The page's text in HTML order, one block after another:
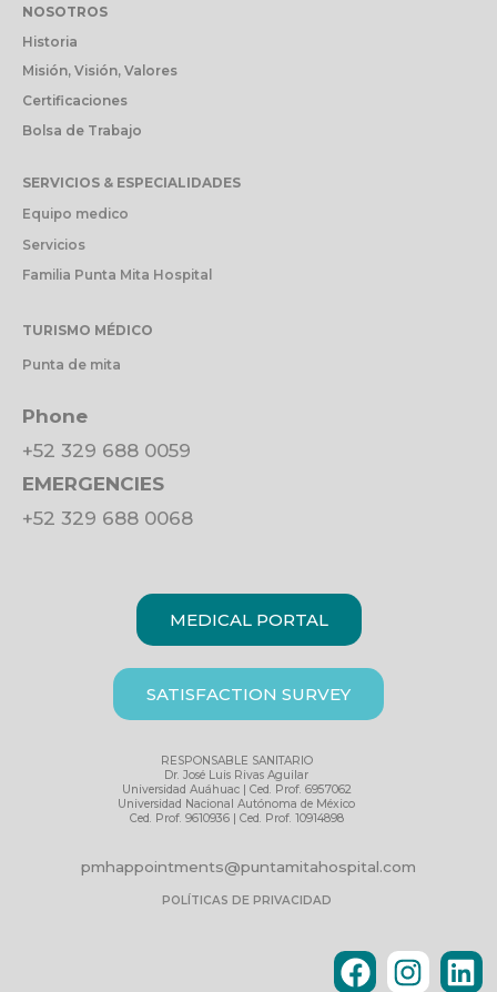
NOSOTROS
Historia
Misión, Visión, Valores
Certificaciones
Bolsa de Trabajo
SERVICIOS & ESPECIALIDADES
Equipo medico
Servicios
Familia Punta Mita Hospital
TURISMO MÉDICO
Punta de mita
Phone
+52 329 688 0059
EMERGENCIES
+52 329 688 0068
MEDICAL PORTAL
SATISFACTION SURVEY
RESPONSABLE SANITARIO
Dr. José Luis Rivas Aguilar
Universidad Auáhuac | Ced. Prof. 6957062
Universidad Nacional Autónoma de México
Ced. Prof. 9610936 | Ced. Prof. 10914898
pmhappointments@puntamitahospital.com
POLÍTICAS DE PRIVACIDAD